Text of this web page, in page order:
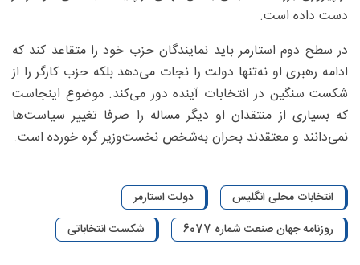
دست داده است.
در سطح دوم استارمر باید نمایندگان حزب خود را متقاعد کند که
ادامه رهبری او نه‌تنها دولت را نجات می‌دهد بلکه حزب کارگر را از
شکست سنگین در انتخابات آینده دور می‌کند. موضوع اینجاست
که بسیاری از منتقدان او دیگر مساله را صرفا تغییر سیاست‌ها
نمی‌دانند و معتقدند بحران به‌شخص نخست‌وزیر گره خورده است.
انتخابات محلی انگلیس
دولت استارمر
روزنامه جهان صنعت شماره 6077
شکست انتخاباتی